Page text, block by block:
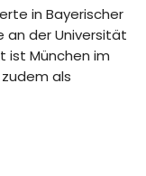
in Bayerischer
an der Universität
ist München im
als